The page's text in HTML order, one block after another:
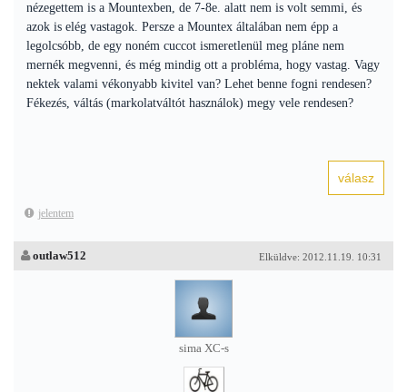
nézegettem is a Mountexben, de 7-8e. alatt nem is volt semmi, és
azok is elég vastagok. Persze a Mountex általában nem épp a
legolcsóbb, de egy noném cuccot ismeretlenül meg pláne nem
mernék megvenni, és még mindig ott a probléma, hogy vastag. Vagy
nektek valami vékonyabb kivitel van? Lehet benne fogni rendesen?
Fékezés, váltás (markolatváltót használok) megy vele rendesen?
jelentem
Elküldve: 2012.11.19. 10:31
outlaw512
sima XC-s